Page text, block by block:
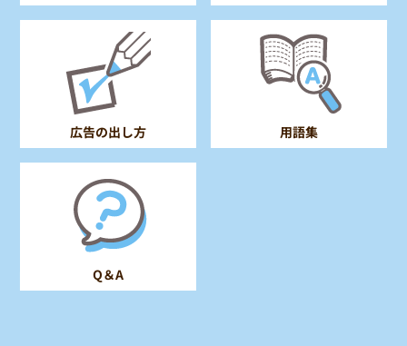
広告の出し方 用語集
Q＆A